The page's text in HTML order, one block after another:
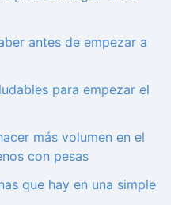
antes de empezar a
para empezar el
más volumen en el
con pesas
que hay en una simple